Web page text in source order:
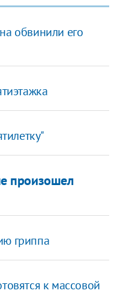
обвинили его
произошел
гриппа
к массовой